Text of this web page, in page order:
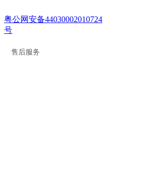
售后服务
粤公网安备44030002010724
号